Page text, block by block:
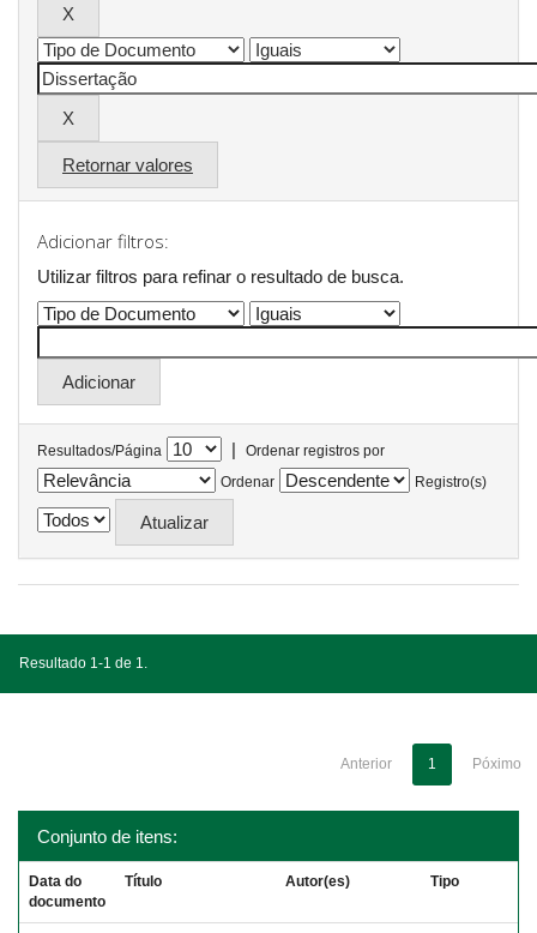
Retornar valores
Adicionar filtros:
Utilizar filtros para refinar o resultado de busca.
Resultados/Página |
Ordenar registros por
Ordenar
Registro(s)
Resultado 1-1 de 1.
Anterior 1 Póximo
Conjunto de itens:
Data do
documento
Título Autor(es) Tipo